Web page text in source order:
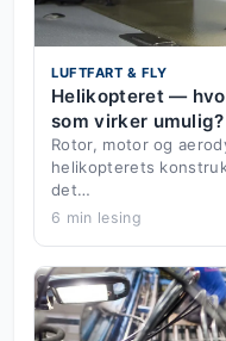
LUFTFART & FLY
Helikopteret —
som virker umulig?
Rotor, motor og
helikopterets
det…
6 min lesing